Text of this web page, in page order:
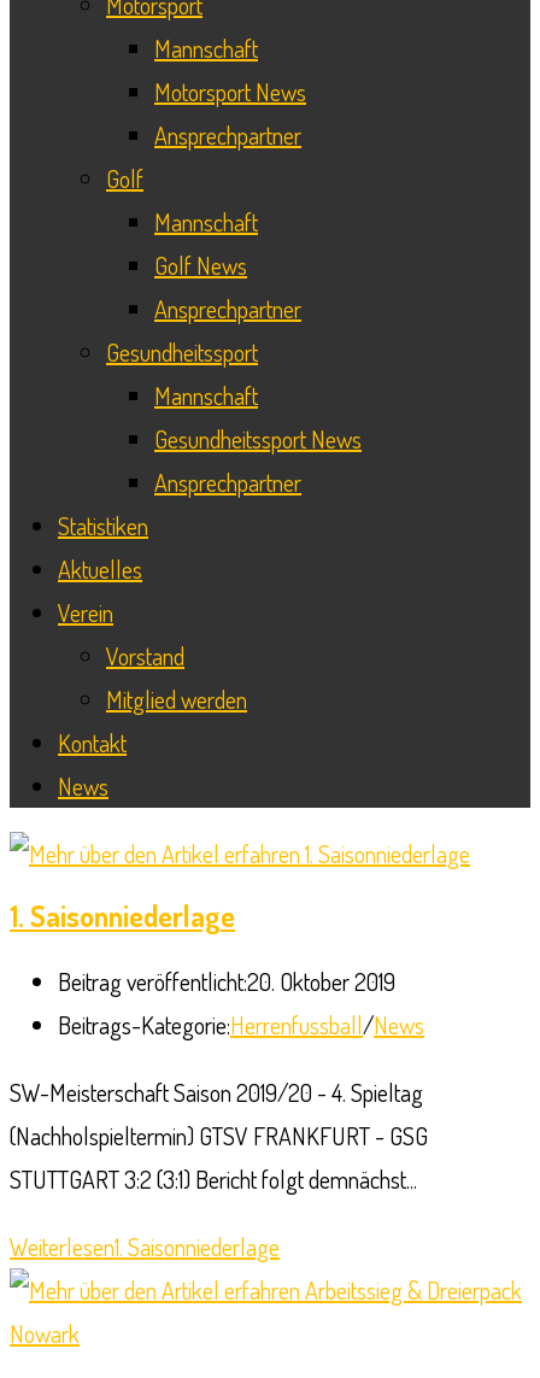
Mannschaft
Motorsport News
Ansprechpartner
Golf
Mannschaft
Golf News
Ansprechpartner
Gesundheitssport
Mannschaft
Gesundheitssport News
Ansprechpartner
Statistiken
Aktuelles
Verein
Vorstand
Mitglied werden
Kontakt
News
1. Saisonniederlage
Beitrag veröffentlicht:20. Oktober 2019
Beitrags-Kategorie:Herrenfussball/News
SW-Meisterschaft Saison 2019/20 - 4. Spieltag
(Nachholspieltermin) GTSV FRANKFURT - GSG
STUTTGART 3:2 (3:1) Bericht folgt demnächst...
Weiterlesen1. Saisonniederlage